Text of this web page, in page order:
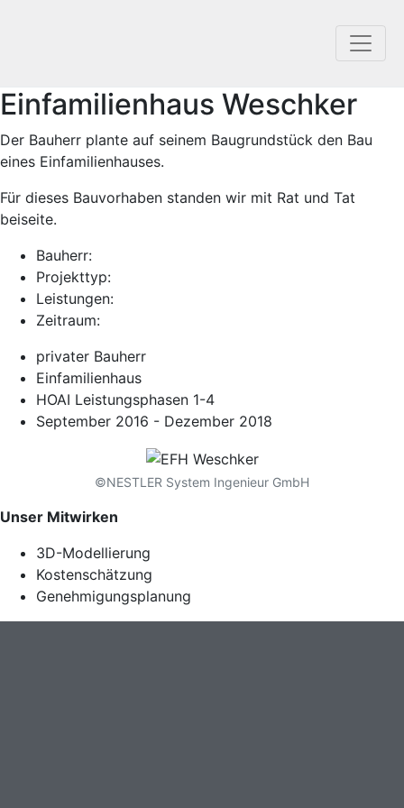
Einfamilienhaus Weschker
Der Bauherr plante auf seinem Baugrundstück den Bau
eines Einfamilienhauses.
Für dieses Bauvorhaben standen wir mit Rat und Tat
beiseite.
Bauherr:
Projekttyp:
Leistungen:
Zeitraum:
privater Bauherr
Einfamilienhaus
HOAI Leistungsphasen 1-4
September 2016 - Dezember 2018
©NESTLER System Ingenieur GmbH
Unser Mitwirken
3D-Modellierung
Kostenschätzung
Genehmigungsplanung